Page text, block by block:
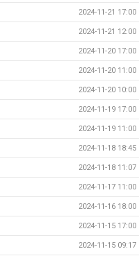
2024-11-21 17:00
2024-11-21 12:00
2024-11-20 17:00
2024-11-20 11:00
2024-11-20 10:00
2024-11-19 17:00
2024-11-19 11:00
2024-11-18 18:45
2024-11-18 11:07
2024-11-17 11:00
2024-11-16 18:00
2024-11-15 17:00
2024-11-15 09:17